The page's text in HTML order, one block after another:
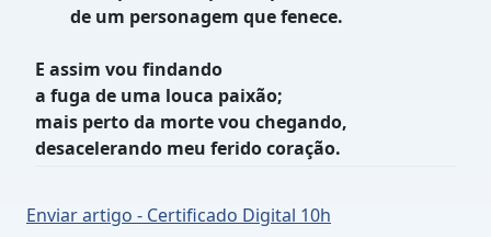
de um personagem que fenece.
E assim vou findando
a fuga de uma louca paixão;
mais perto da morte vou chegando,
desacelerando meu ferido coração.
Enviar artigo - Certificado Digital 10h